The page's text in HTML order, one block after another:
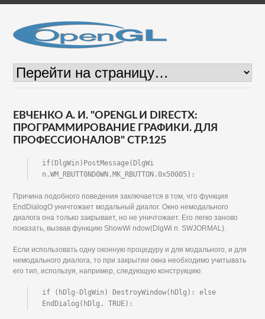
ЕВЧЕНКО А. И. "OPENGL И DIRECTX:
ПРОГРАММИРОВАНИЕ ГРАФИКИ. ДЛЯ
ПРОФЕССИОНАЛОВ" СТР.125
if(DlgWin)PostMessage(DlgWi
n.WM_RBUTT0ND0WN.MK_RBUTTON.0x50005):
Причина подобного поведения заключается в том, что функция
EndDialogO уничтожает модальный диалог. Окно немодального
диалога она только закрывает, но не уничтожает. Его легко заново
показать, вызвав функцию ShowWi ndow(DlgWi n. SWJORMAL).
Если использовать одну оконную процедуру и для модального, и для
немодального диалога, то при закрытии окна необходимо учитывать
его тип, используя, например, следующую конструкцию:
if (hDlg-DlgWin) DestroyWindow(hDlg): else
EndDialog(hDlg. TRUE):